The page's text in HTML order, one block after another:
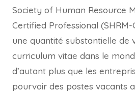
Society of Human Resource
Certified Professional
une quantité substantielle de
curriculum vitae dans le
d’autant plus que les
pourvoir des postes vacants